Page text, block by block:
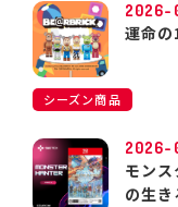
2026-
運命
シーズン商品
2026-
モン
の生き